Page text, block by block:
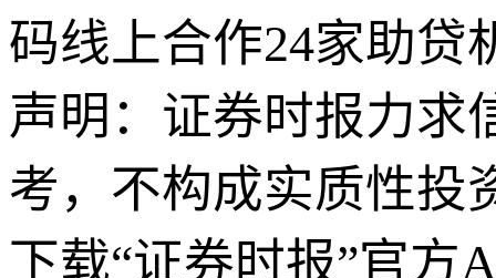
码线上合作24家助贷
声明：证券时报力求
考，不构成实质性投
下载“证券时报”官方